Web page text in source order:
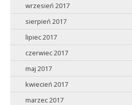
wrzesień 2017
sierpień 2017
lipiec 2017
czerwiec 2017
maj 2017
kwiecień 2017
marzec 2017